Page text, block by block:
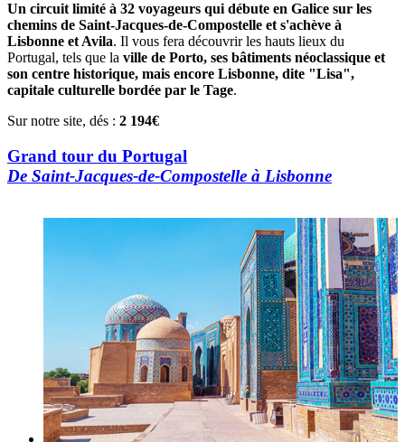
Un circuit limité à 32 voyageurs qui débute en Galice sur les
chemins de Saint-Jacques-de-Compostelle et s'achève à
Lisbonne et Avila. Il vous fera découvrir les hauts lieux du
Portugal, tels que la ville de Porto, ses bâtiments néoclassique et
son centre historique, mais encore Lisbonne, dite "Lisa",
capitale culturelle bordée par le Tage.
Sur notre site, dés : 2 194€
Grand tour du Portugal
De Saint-Jacques-de-Compostelle à Lisbonne